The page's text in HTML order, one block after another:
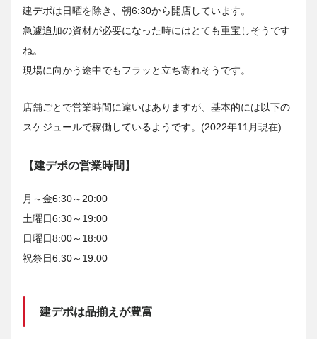
建デポは日曜を除き、朝6:30から開店しています。
急遽追加の資材が必要になった時にはとても重宝しそうです
ね。
現場に向かう途中でもフラッと立ち寄れそうです。
店舗ごとで営業時間に違いはありますが、基本的には以下の
スケジュールで稼働しているようです。(2022年11月現在)
【建デポの営業時間】
月～金6:30～20:00
土曜日6:30～19:00
日曜日8:00～18:00
祝祭日6:30～19:00
建デポは品揃えが豊富